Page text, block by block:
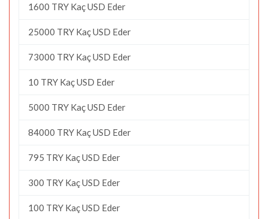
1600 TRY Kaç USD Eder
25000 TRY Kaç USD Eder
73000 TRY Kaç USD Eder
10 TRY Kaç USD Eder
5000 TRY Kaç USD Eder
84000 TRY Kaç USD Eder
795 TRY Kaç USD Eder
300 TRY Kaç USD Eder
100 TRY Kaç USD Eder